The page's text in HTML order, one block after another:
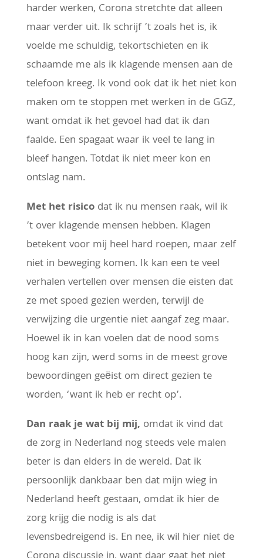
harder werken, Corona stretchte dat alleen
maar verder uit. Ik schrijf ’t zoals het is, ik
voelde me schuldig, tekortschieten en ik
schaamde me als ik klagende mensen aan de
telefoon kreeg. Ik vond ook dat ik het niet kon
maken om te stoppen met werken in de GGZ,
want omdat ik het gevoel had dat ik dan
faalde. Een spagaat waar ik veel te lang in
bleef hangen. Totdat ik niet meer kon en
ontslag nam.
Met het risico dat ik nu mensen raak, wil ik
’t over klagende mensen hebben. Klagen
betekent voor mij heel hard roepen, maar zelf
niet in beweging komen. Ik kan een te veel
verhalen vertellen over mensen die eisten dat
ze met spoed gezien werden, terwijl de
verwijzing die urgentie niet aangaf zeg maar.
Hoewel ik in kan voelen dat de nood soms
hoog kan zijn, werd soms in de meest grove
bewoordingen geëist om direct gezien te
worden, ‘want ik heb er recht op’.
Dan raak je wat bij mij, omdat ik vind dat
de zorg in Nederland nog steeds vele malen
beter is dan elders in de wereld. Dat ik
persoonlijk dankbaar ben dat mijn wieg in
Nederland heeft gestaan, omdat ik hier de
zorg krijg die nodig is als dat
levensbedreigend is. En nee, ik wil hier niet de